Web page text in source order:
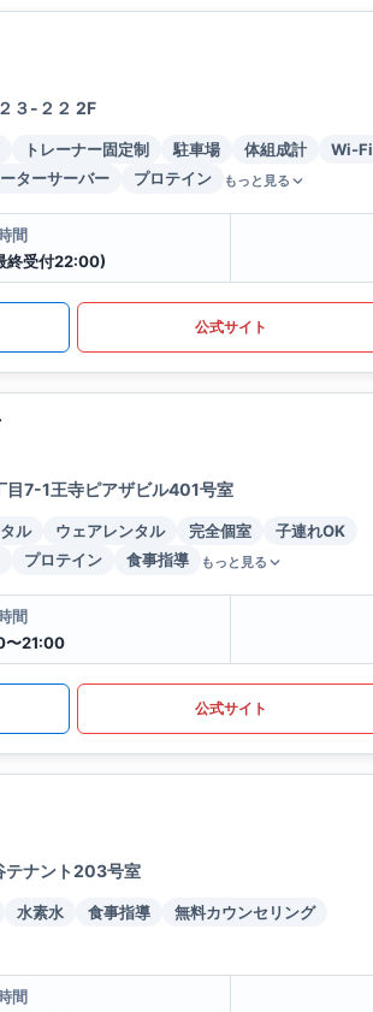
３-２２ 2F
トレーナー固定制 駐車場 体組成計
Wi-Fi
ターサーバー プロテイン もっと見る
間
受付22:00)
公式サイト
目7-1王寺ピアザビル401号室
ル ウェアレンタル 完全個室
子連れOK
プロテイン 食事指導 もっと見る
間
〜21:00
公式サイト
ナント203号室
水素水 食事指導
無料カウンセリング
間